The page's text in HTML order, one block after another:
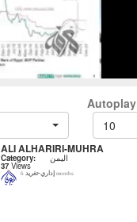
Autoplay
10
ALI ALHARIRI-MUHRA
Category: اليمن
37Views
إداري-تغريد 6 months